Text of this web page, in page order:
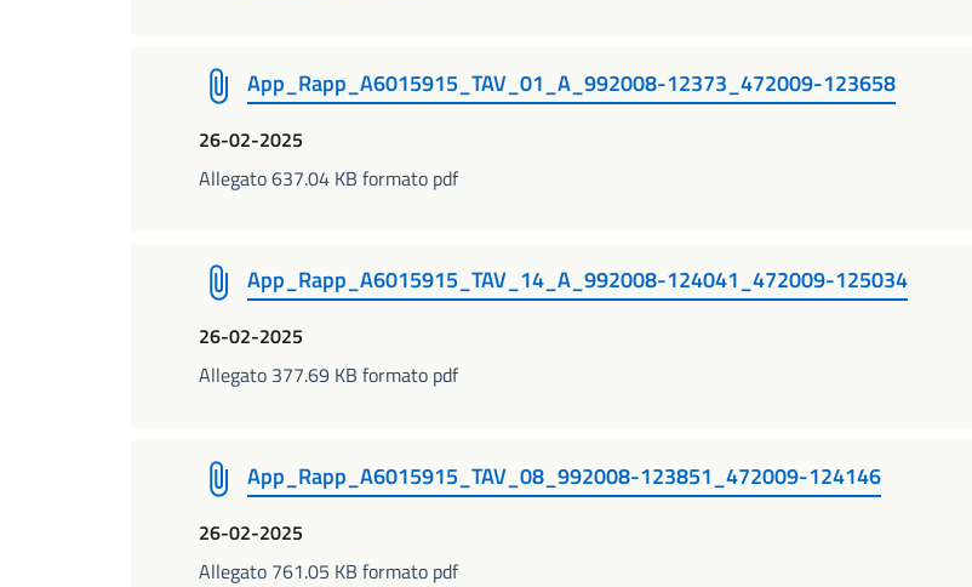
App_Rapp_A6015915_TAV_01_A_992008-12373_472009-123658
26-02-2025
Allegato 637.04 KB formato pdf
App_Rapp_A6015915_TAV_14_A_992008-124041_472009-125034
26-02-2025
Allegato 377.69 KB formato pdf
App_Rapp_A6015915_TAV_08_992008-123851_472009-124146
26-02-2025
Allegato 761.05 KB formato pdf